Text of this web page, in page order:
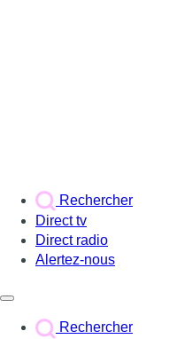
Rechercher
Direct tv
Direct radio
Alertez-nous
Rechercher